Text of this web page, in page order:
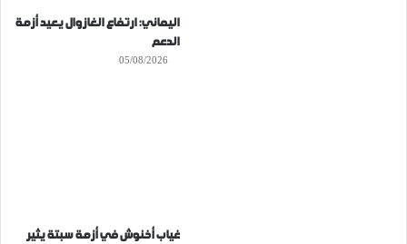
اليماني: ارتفاع الغازوال يعيد أزمة
الدعم
05/08/2026
غياب أخنوش في أزمة سبتة يثير